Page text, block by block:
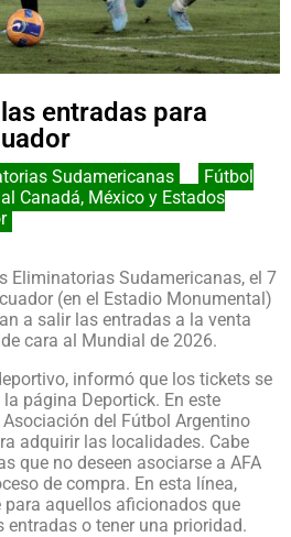
entradas para
Sudamericanas
Fútbol
Canadá, México y Estados
Eliminatorias Sudamericanas, el 7
(en el Estadio Monumental)
a salir las entradas a la venta
cara al Mundial de 2026.
informó que los tickets se
página Deportick. En este
del Fútbol Argentino
adquirir las localidades. Cabe
que no deseen asociarse a AFA
de compra. En esta línea,
aquellos aficionados que
entradas o tener una prioridad.